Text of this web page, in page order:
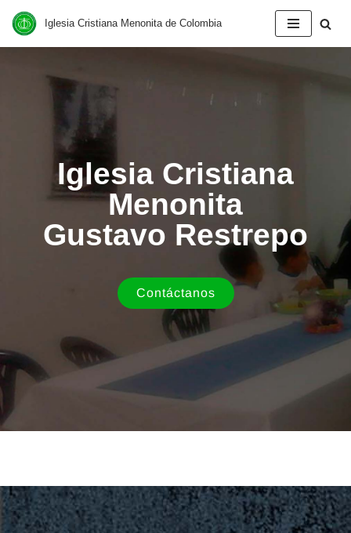
contenido
Iglesia Cristiana Menonita de Colombia
Iglesia Cristiana
Menonita
Gustavo Restrepo
Contáctanos